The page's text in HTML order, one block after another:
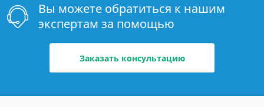
Вы можете обратиться к нашим
экспертам за помощью
Заказать консультацию